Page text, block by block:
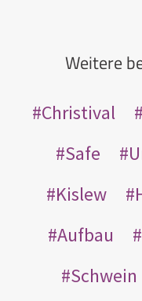
Weitere
Christival
Safe
Kislew
Aufbau
Schwein